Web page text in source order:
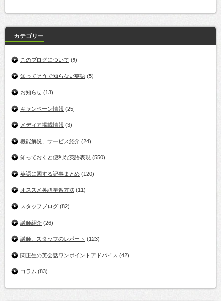
カテゴリー
このブログについて (9)
知ってそうで知らない英語 (5)
お知らせ (13)
キャンペーン情報 (25)
メディア掲載情報 (3)
機能解説、サービス紹介 (24)
知っておくと便利な英語表現 (550)
英語に関する記事まとめ (120)
オススメ英語学習方法 (11)
スタッフブログ (82)
講師紹介 (26)
講師、スタッフのレポート (123)
関正生の英会話ワンポイントアドバイス (42)
コラム (83)